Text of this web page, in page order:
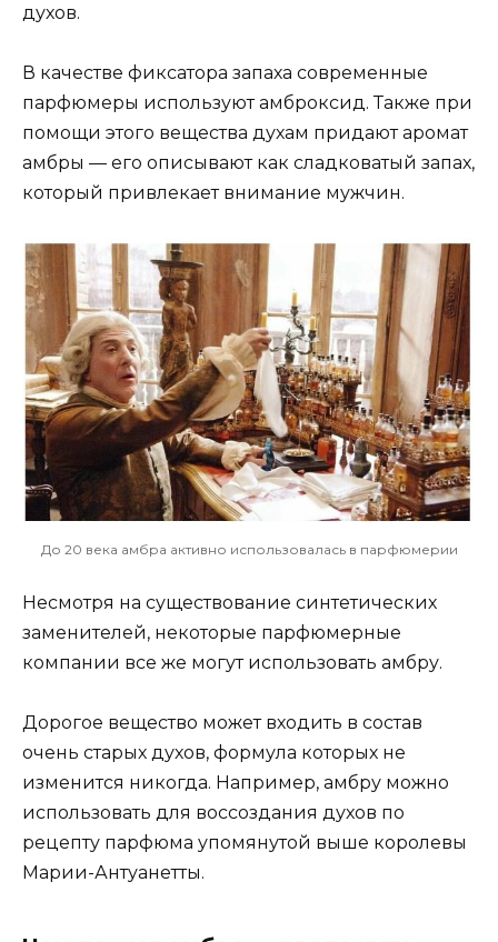
духов.
В качестве фиксатора запаха современные
парфюмеры используют амброксид. Также при
помощи этого вещества духам придают аромат
амбры — его описывают как сладковатый запах,
который привлекает внимание мужчин.
До 20 века амбра активно использовалась в парфюмерии
Несмотря на существование синтетических
заменителей, некоторые парфюмерные
компании все же могут использовать амбру.
Дорогое вещество может входить в состав
очень старых духов, формула которых не
изменится никогда. Например, амбру можно
использовать для воссоздания духов по
рецепту парфюма упомянутой выше королевы
Марии-Антуанетты.